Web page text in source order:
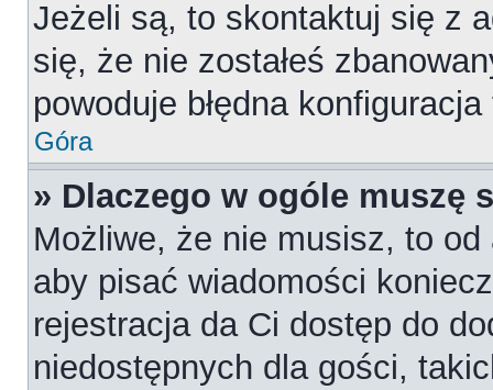
Jeżeli są, to skontaktuj się z
się, że nie zostałeś
powoduje błędna
Góra
» Dlaczego w ogóle muszę
Możliwe, że nie musisz, to
aby pisać wiadomości
rejestracja da Ci dostęp do
niedostępnych dla gości,